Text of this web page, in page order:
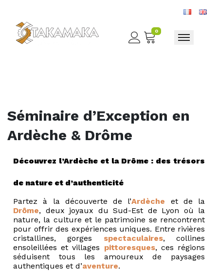
0
Toggle
Séminaire d’Exception en
Ardèche & Drôme
Découvrez l’Ardèche et la Drôme : des trésors
de nature et d’authenticité
Partez à la découverte de l’Ardèche et de la
Drôme, deux joyaux du Sud-Est de Lyon où la
nature, la culture et le patrimoine se rencontrent
pour offrir des expériences uniques. Entre rivières
cristallines, gorges spectaculaires, collines
ensoleillées et villages pittoresques, ces régions
séduisent tous les amoureux de paysages
authentiques et d’aventure.